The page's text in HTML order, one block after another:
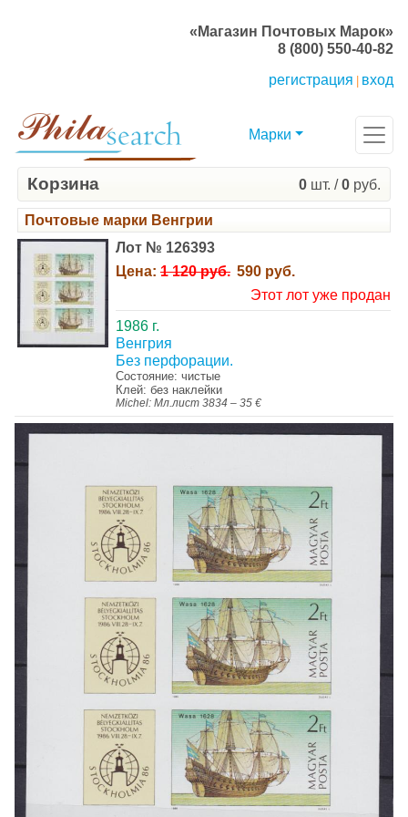
«Магазин Почтовых Марок»
8 (800) 550-40-82
регистрация
вход
Марки
Корзина 0 шт. /0 руб.
Почтовые марки Венгрии
Лот № 126393
Цена: 1 120 руб. 590 руб.
Этот лот уже продан
1986 г.
Венгрия
Без перфорации.
Состояние: чистые
Клей: без наклейки
Michel: Мл.лист 3834 – 35 €